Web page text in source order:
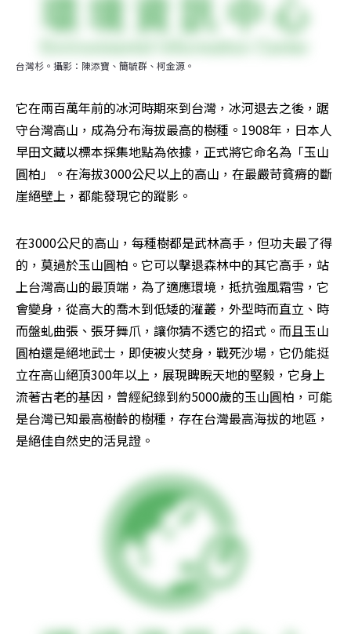
台灣杉。攝影：陳添寶、簡毓群、柯金源。
它在兩百萬年前的冰河時期來到台灣，冰河退去之後，踞
守台灣高山，成為分布海拔最高的樹種。1908年，日本人
早田文藏以標本採集地點為依據，正式將它命名為「玉山
圓柏」。在海拔3000公尺以上的高山，在最嚴苛貧瘠的斷
崖絕壁上，都能發現它的蹤影。
在3000公尺的高山，每種樹都是武林高手，但功夫最了得
的，莫過於玉山圓柏。它可以擊退森林中的其它高手，站
上台灣高山的最頂端，為了適應環境，抵抗強風霜雪，它
會變身，從高大的喬木到低矮的灌叢，外型時而直立、時
而盤虬曲張、張牙舞爪，讓你猜不透它的招式。而且玉山
圓柏還是絕地武士，即使被火焚身，戰死沙場，它仍能挺
立在高山絕頂300年以上，展現睥睨天地的堅毅，它身上
流著古老的基因，曾經紀錄到約5000歲的玉山圓柏，可能
是台灣已知最高樹齡的樹種，存在台灣最高海拔的地區，
是絕佳自然史的活見證。